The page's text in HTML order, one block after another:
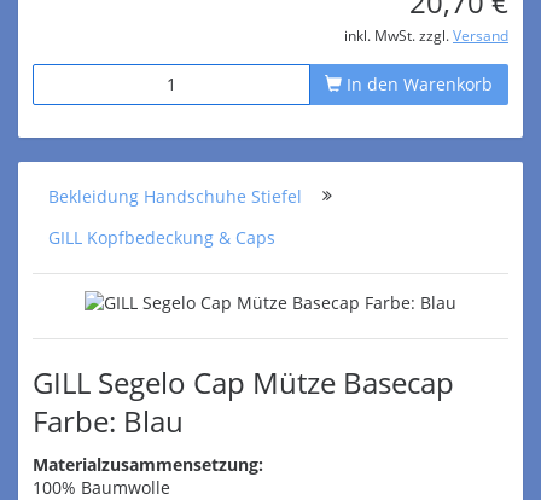
inkl. MwSt. zzgl. Versand
In den Warenkorb
Bekleidung Handschuhe Stiefel
GILL Kopfbedeckung & Caps
GILL Segelo Cap Mütze Basecap
Farbe: Blau
Materialzusammensetzung:
100% Baumwolle